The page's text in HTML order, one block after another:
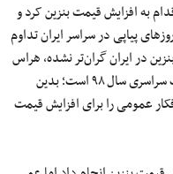
نیز دولت حسن روحانی نیز در آبان ۹۸ اقدام به افزایش قیمت بنزین کرد و
پیاپی در سراسر ایران تداوم
در ایران گران‌تر نشده، هراس
حکومت از برگزاری اعتراضاتی شبیه اعتراضات سراسری سال ۹۸ است؛ بدین
عمومی را برای افزایش قیمت